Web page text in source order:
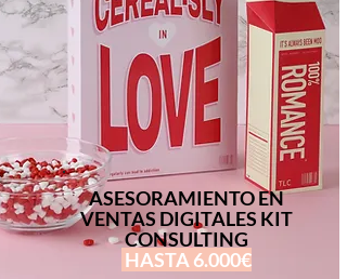
ASESORAMIENTO EN
VENTAS DIGITALES KIT
CONSULTING
HASTA 6.000€